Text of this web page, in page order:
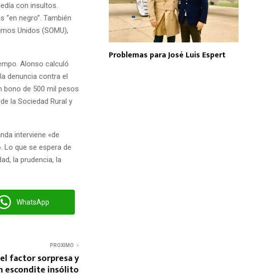
con insultos.
negro”. También
Unidos (SOMU),
Alonso calculó
denuncia contra el
bono de 500 mil pesos
la Sociedad Rural y
interviene «de
Lo que se espera de
la prudencia, la
WhatsApp
PROXIMO
factor sorpresa y
escondite insólito
Problemas para José Luis Espert